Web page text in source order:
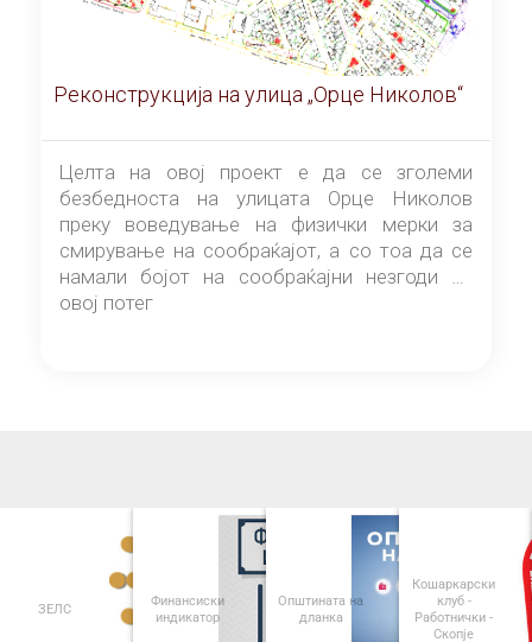
Реконструкција на улица „Орце Николов“
Целта на овој проект е да се зголеми
безбедноста на улицата Орце Николов
преку воведување на физички мерки за
смирување на сообраќајот, а со тоа да се
намали бојот на сообраќајни незгоди на
овој потег
ЗЕЛС
Финансиски
индикатор
Општината на
дланка
Кошаркарски
клуб -
Работнички -
Скопје